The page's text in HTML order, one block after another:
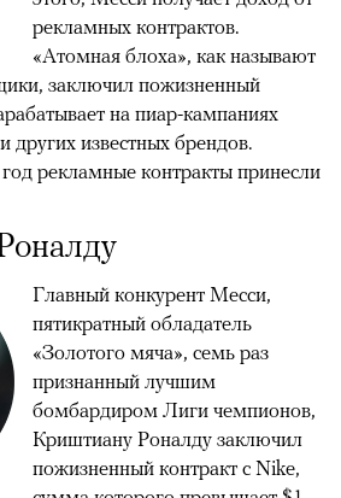
рекламных контрактов.
«Атомная блоха», как называют
заключил пожизненный
на пиар-кампаниях
других известных брендов.
рекламные контракты принесли
Главный конкурент Месси,
пятикратный обладатель
«Золотого мяча», семь раз
признанный лучшим
бомбардиром Лиги чемпионов,
Криштиану Роналду заключил
пожизненный контракт с Nike,